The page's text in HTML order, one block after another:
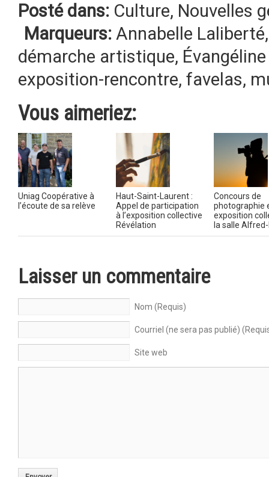
Posté dans: Culture, Nouvelles
Marqueurs: Annabelle Laliberté
démarche artistique,
exposition-rencontre, favelas,
Vous aimeriez:
Uniag Coopérative à
l’écoute de sa relève
Haut-Saint-Laurent :
Appel de participation
à l’exposition collective
Révélation
Concours de
photographie
exposition
la salle
Laisser un commentaire
Nom (Requis)
Courriel (ne sera pas publié)
Site web